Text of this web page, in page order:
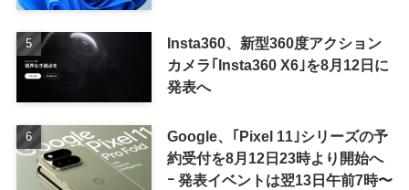
Insta360、新型360度アクション
カメラ｢Insta360 X6｣を8月12日に
発表へ
Google、｢Pixel 11｣シリーズの予
約受付を8月12日23時より開始へ
ｰ 発表イベントは翌13日午前7時〜